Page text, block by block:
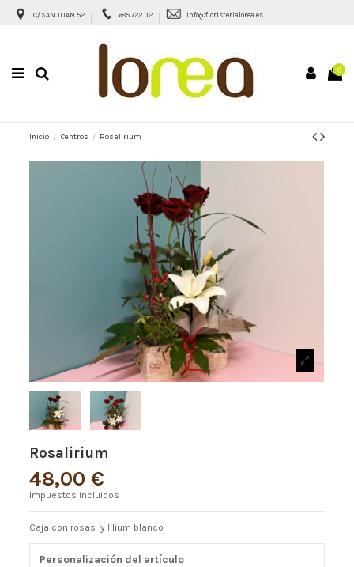
C/ SAN JUAN 52 685 722 112 info@floristerialorea.es
0
Inicio Centros Rosalirium
Rosalirium
48,00 €
Impuestos incluidos
Caja con rosas y lilium blanco
Personalización del artículo